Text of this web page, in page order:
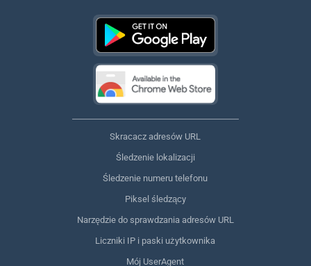
Skracacz adresów URL
Śledzenie lokalizacji
Śledzenie numeru telefonu
Piksel śledzący
Narzędzie do sprawdzania adresów URL
Liczniki IP i paski użytkownika
Mój UserAgent